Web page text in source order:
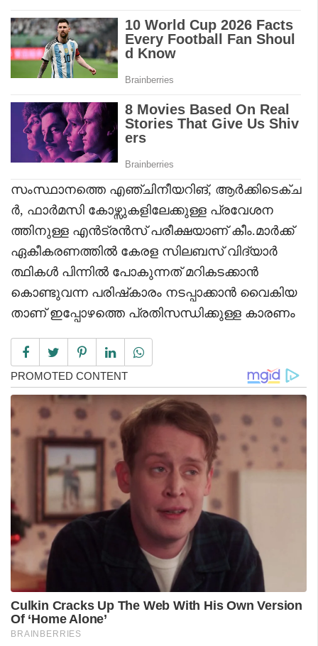
സംസ്ഥാനത്തെ എഞ്ചിനീയറിങ്, ആർക്കിടെക്ച
ർ, ഫാർമസി കോഴ്സുകളിലേക്കുള്ള പ്രവേശന
ത്തിനുള്ള എൻട്രൻസ് പരീക്ഷയാണ് കീം.മാർക്ക്
ഏകീകരണത്തിൽ കേരള സിലബസ് വിദ്യാർ
ത്ഥികൾ പിന്നിൽ പോകുന്നത് മറികടക്കാൻ
കൊണ്ടുവന്ന പരിഷ്‌കാരം നടപ്പാക്കാൻ വൈകിയ
താണ് ഇപ്പോഴത്തെ പ്രതിസന്ധിക്കുള്ള കാരണം